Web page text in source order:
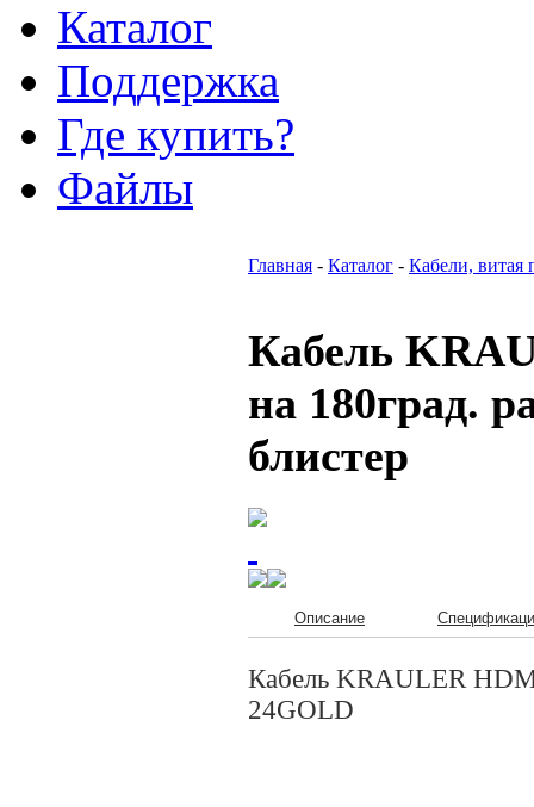
Каталог
Поддержка
Где купить?
Файлы
Главная - Каталог - Кабели, витая
Кабель
на 180град.
блистер
Описание
Кабель KRAULER
24GOLD